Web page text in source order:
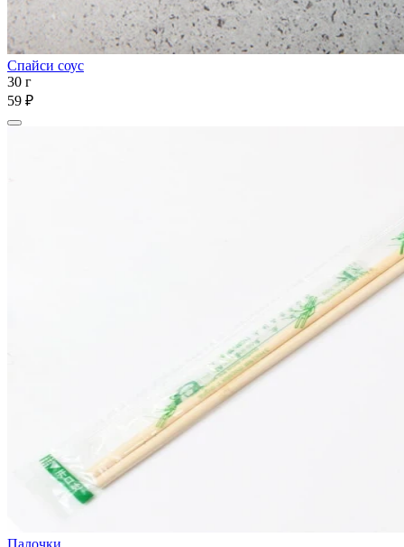
Спайси соус
30 г
59 ₽
Палочки